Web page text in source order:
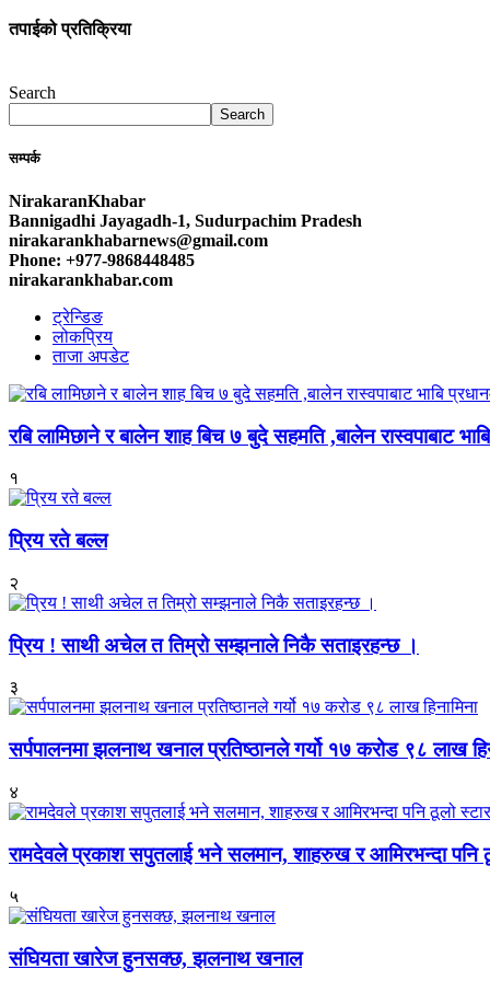
तपाईको प्रतिक्रिया
Search
Search
सम्पर्क
NirakaranKhabar
Bannigadhi Jayagadh-1, Sudurpachim Pradesh
nirakarankhabarnews@gmail.com
Phone: +977-9868448485
nirakarankhabar.com
ट्रेन्डिङ
लोकप्रिय
ताजा अपडेट
रबि लामिछाने र बालेन शाह बिच ७ बुदे सहमति ,बालेन रास्वपाबाट
१
प्रिय रते बल्ल
२
प्रिय ! साथी अचेल त तिम्रो सम्झनाले निकै सताइरहन्छ ।
३
सर्पपालनमा झलनाथ खनाल प्रतिष्ठानले गर्यो १७ करोड ९८ लाख
४
रामदेवले प्रकाश सपुतलाई भने सलमान, शाहरुख र आमिरभन्दा पनि
५
संघियता खारेज हुनसक्छ, झलनाथ खनाल